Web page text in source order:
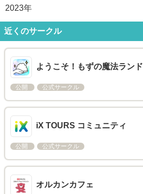
2023年
近くのサークル
ようこそ！もずの魔法ランド
公開 公式サークル
iX TOURS コミュニティ
公開 公式サークル
オルカンカフェ